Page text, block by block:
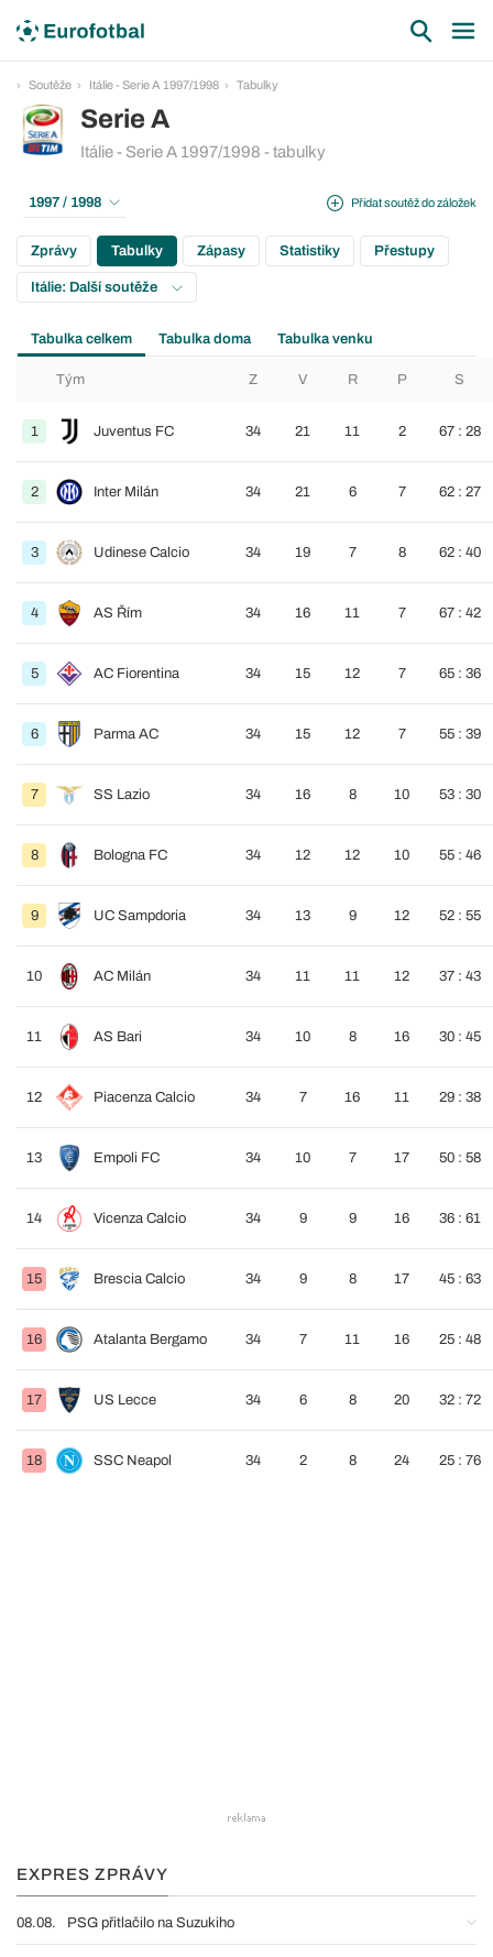
Soutěže Itálie - Serie A 1997/1998 Tabulky
Serie A
Itálie - Serie A 1997/1998 - tabulky
Přidat soutěž do záložek
1997 / 1998
Zprávy Tabulky Zápasy Statistiky Přestupy
Itálie: Další soutěže
Tabulka celkem Tabulka doma Tabulka venku
Tým Z V R P S
1 Juventus FC 34 21 11 2 67 : 28
2 Inter Milán 34 21 6 7 62 : 27
3 Udinese Calcio 34 19 7 8 62 : 40
4 AS Řím 34 16 11 7 67 : 42
5 AC Fiorentina 34 15 12 7 65 : 36
6 Parma AC 34 15 12 7 55 : 39
7 SS Lazio 34 16 8 10 53 : 30
8 Bologna FC 34 12 12 10 55 : 46
9 UC Sampdoria 34 13 9 12 52 : 55
10 AC Milán 34 11 11 12 37 : 43
11 AS Bari 34 10 8 16 30 : 45
12 Piacenza Calcio 34 7 16 11 29 : 38
13 Empoli FC 34 10 7 17 50 : 58
14 Vicenza Calcio 34 9 9 16 36 : 61
15 Brescia Calcio 34 9 8 17 45 : 63
16 Atalanta Bergamo 34 7 11 16 25 : 48
17 US Lecce 34 6 8 20 32 : 72
18 SSC Neapol 34 2 8 24 25 : 76
EXPRES ZPRÁVY
08.08. PSG přitlačilo na Suzukiho